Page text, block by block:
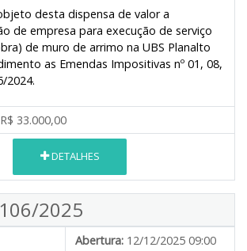
desta dispensa de valor a
de empresa para execução de serviço
de muro de arrimo na UBS Planalto
as Emendas Impositivas nº 01, 08,
2024.
R$ 33.000,00
DETALHES
2025
Abertura: 12/12/2025 09:00